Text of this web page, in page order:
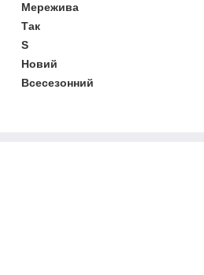
Мережива
Так
S
Новий
Всесезонний